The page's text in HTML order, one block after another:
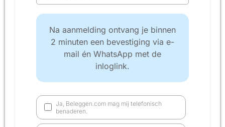
Na aanmelding ontvang je binnen
2 minuten een bevestiging via e-
mail én WhatsApp met de
inloglink.
Ja, Beleggen.com mag mij telefonisch
benaderen.